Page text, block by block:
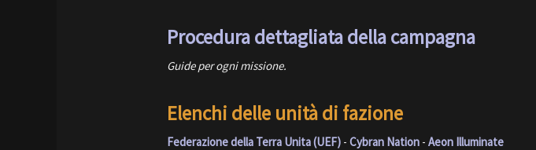
Procedura dettagliata della campagna
Guide per ogni missione.
Elenchi delle unità di fazione
Federazione della Terra Unita (UEF) -Cybran Nation -Aeon Illuminate